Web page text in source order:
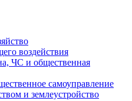
воздействия
ЧС и общественная
самоуправление
и землеустройство